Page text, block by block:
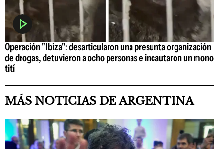
Operación "Ibiza": desarticularon una presunta organización
de drogas, detuvieron a ocho personas e incautaron un mono
tití
MÁS NOTICIAS DE ARGENTINA